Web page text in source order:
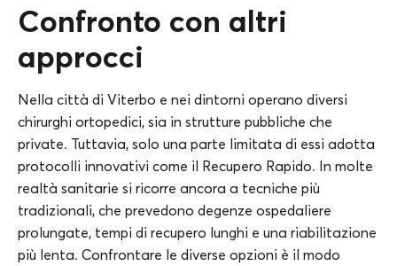
Confronto con altri
approcci
Nella città di Viterbo e nei dintorni operano diversi
chirurghi ortopedici, sia in strutture pubbliche che
private. Tuttavia, solo una parte limitata di essi adotta
protocolli innovativi come il Recupero Rapido. In molte
realtà sanitarie si ricorre ancora a tecniche più
tradizionali, che prevedono degenze ospedaliere
prolungate, tempi di recupero lunghi e una riabilitazione
più lenta. Confrontare le diverse opzioni è il modo